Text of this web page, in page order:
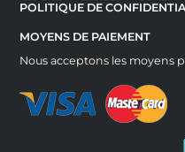
POLITIQUE DE
MOYENS DE PAIEMENT
Nous acceptons les moyens